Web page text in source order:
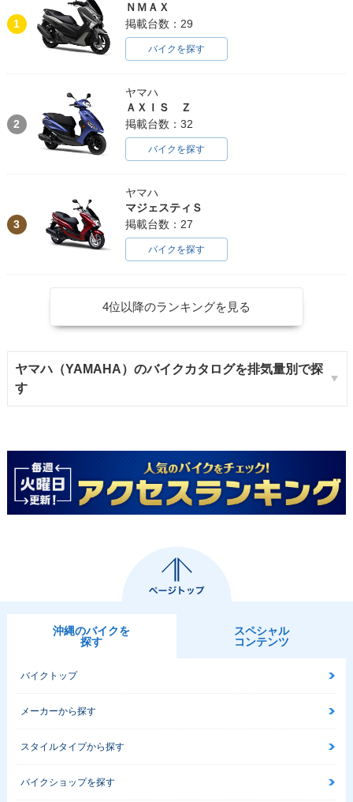
1
ＮＭＡＸ
掲載台数：29
バイクを探す
2
ヤマハ
ＡＸＩＳ Ｚ
掲載台数：32
バイクを探す
3
ヤマハ
マジェスティＳ
掲載台数：27
バイクを探す
4位以降のランキングを見る
ヤマハ（YAMAHA）のバイクカタログを排気量別で探
す
沖縄のバイクを
探す
スペシャル
コンテンツ
バイクトップ
メーカーから探す
スタイルタイプから探す
バイクショップを探す